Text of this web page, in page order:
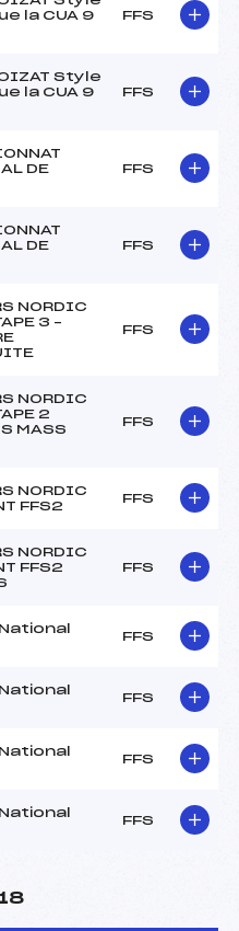
la CUA 9
FFS
Style
la CUA 9
FFS
DE
FFS
DE
FFS
NORDIC
3 –
FFS
NORDIC
2
MASS
FFS
NORDIC
FFS2
FFS
NORDIC
FFS2
FFS
FFS
FFS
FFS
FFS